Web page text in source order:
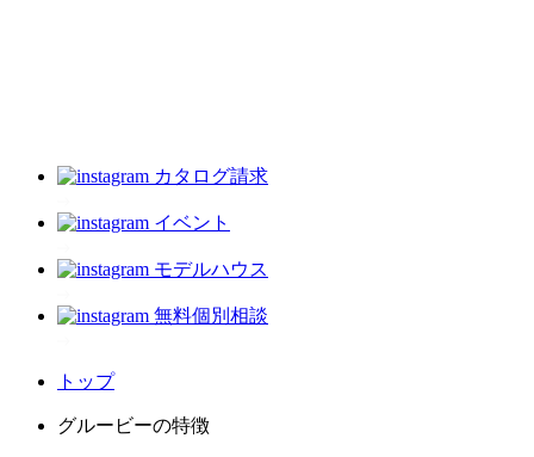
カタログ請求
イベント
モデルハウス
無料個別相談
トップ
グルービーの特徴